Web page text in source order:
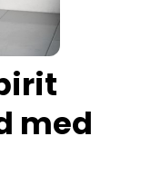
med